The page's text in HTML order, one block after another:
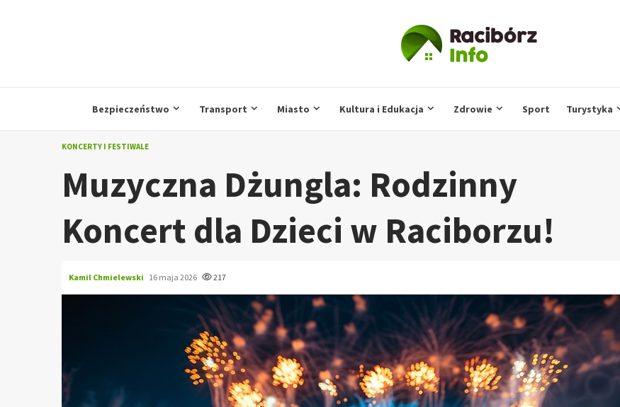
Bezpieczeństwo Transport Miasto Kultura i Edukacja Zdrowie Sport Turystyka
KONCERTY I FESTIWALE
Muzyczna Dżungla: Rodzinny
Koncert dla Dzieci w Raciborzu!
Kamil Chmielewski 16 maja 2026 217